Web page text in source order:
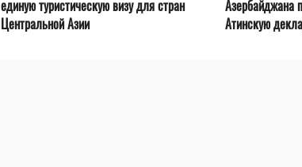
единую туристическую визу для стран
Центральной Азии
Азербайджана
Атинскую